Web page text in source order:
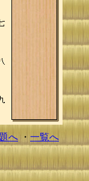
へ ・ 一覧へ